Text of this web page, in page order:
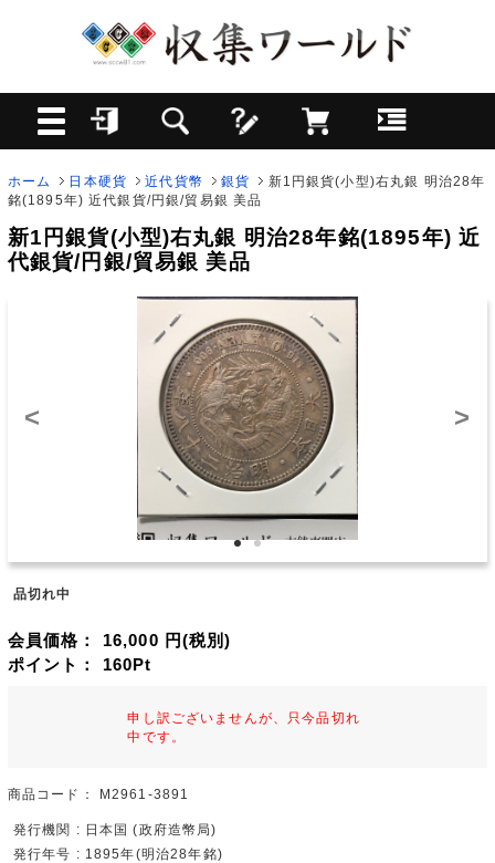
ホーム 日本硬貨 近代貨幣 銀貨
新1円銀貨(小型)右丸銀 明治28年
銘(1895年) 近代銀貨/円銀/貿易銀 美品
新1円銀貨(小型)右丸銀 明治28年銘(1895年) 近
代銀貨/円銀/貿易銀 美品
< >
品切れ中
会員価格： 16,000 円(税別)
ポイント： 160Pt
申し訳ございませんが、只今品切れ
中です。
商品コード： M2961-3891
発行機関 : 日本国 (政府造幣局)
発行年号 : 1895年(明治28年銘)